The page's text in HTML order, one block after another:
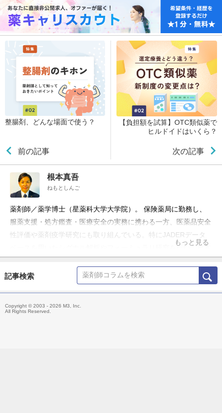
整腸剤、どんな場面で使う？
前の記事
【負担額を試算】OTC類似薬で
ヒルドイドはいくら？
次の記事
根本真吾
ねもとしんご
薬剤師／薬学博士（星薬科大学大学院）。 保険薬局に勤務し、
服薬支援・処方鑑査・医療安全の実務に携わる一方、医薬品安全
性評価や薬剤疫学研究にも取り組んでいる。特にJADERデータ
ベースを用いたシグナル解析やフォーミュラリ研究を行い、日本
問を起点に、制度解説や薬剤情報を「現場で再現できる形」に整
理することを重視。論文活用、処方鑑査、医薬品安全性などをテ
る。
もっと見る
記事検索
Copyright © 2003 - 2026 M3, Inc.
All Rights Reserved.